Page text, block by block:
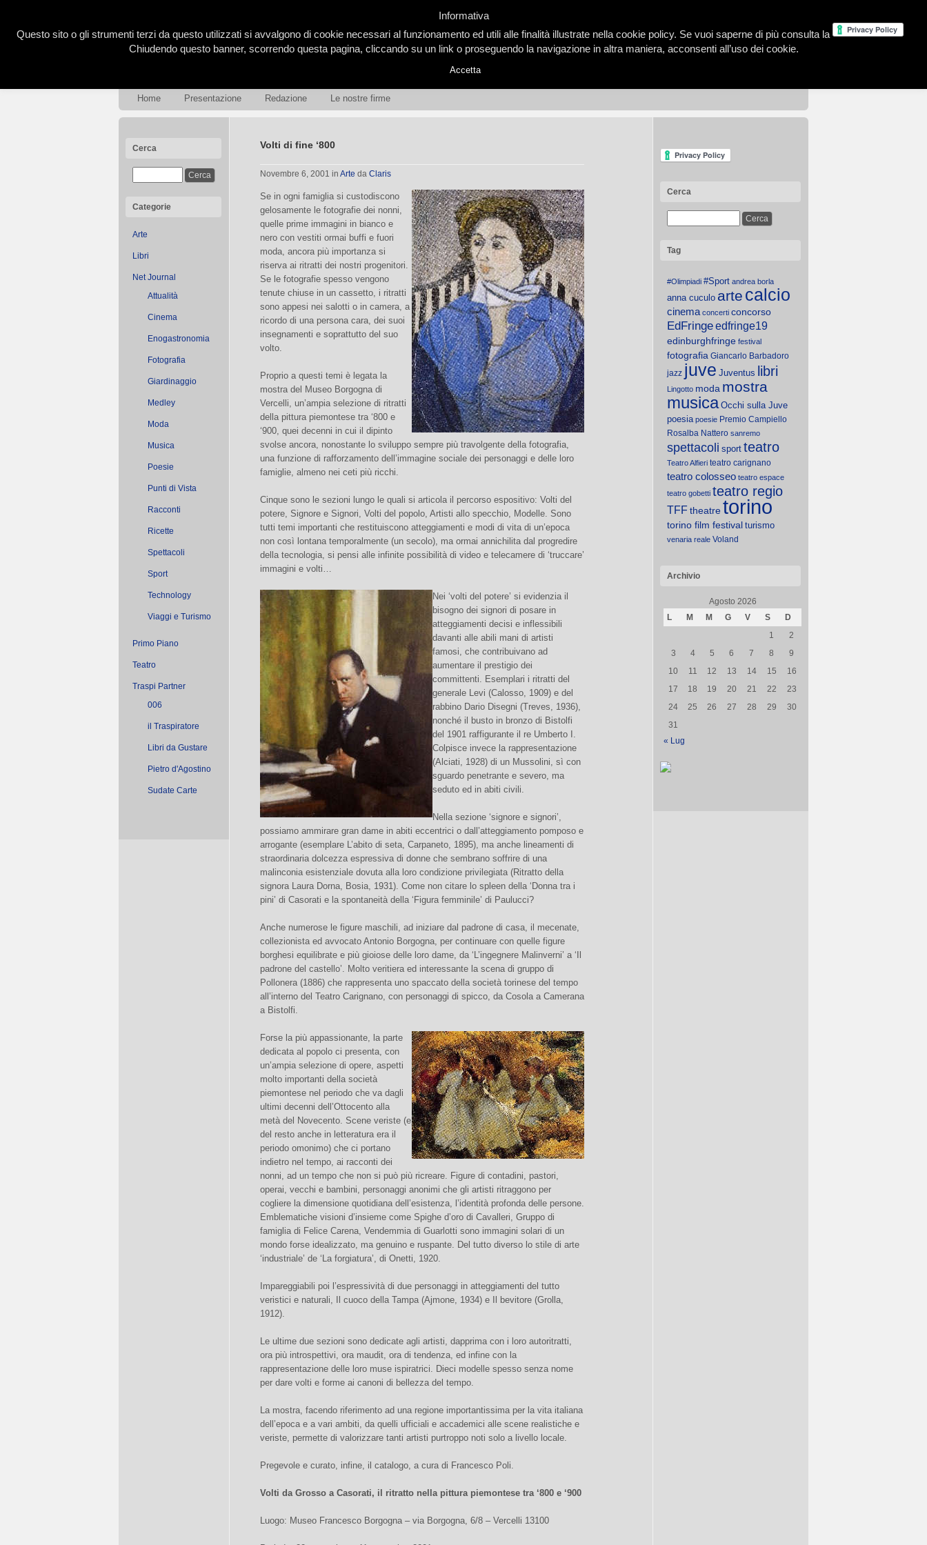
Home Presentazione Redazione Le nostre firme
Cerca
Categorie
Arte
Libri
Net Journal
Attualità
Cinema
Enogastronomia
Fotografia
Giardinaggio
Medley
Moda
Musica
Poesie
Punti di Vista
Racconti
Ricette
Spettacoli
Sport
Technology
Viaggi e Turismo
Primo Piano
Teatro
Traspi Partner
006
il Traspiratore
Libri da Gustare
Pietro d'Agostino
Sudate Carte
Volti di fine ‘800
Novembre 6, 2001 in Arte da Claris
Se in ogni famiglia si custodiscono
gelosamente le fotografie dei nonni,
quelle prime immagini in bianco e
nero con vestiti ormai buffi e fuori
moda, ancora più importanza si
riserva ai ritratti dei nostri progenitori.
Se le fotografie spesso vengono
tenute chiuse in un cassetto, i ritratti
sono appesi nei salotti o in camera, a
ricordo di una persona cara, dei suoi
insegnamenti e soprattutto del suo
volto.
Proprio a questi temi è legata la
mostra del Museo Borgogna di
Vercelli, un’ampia selezione di ritratti
della pittura piemontese tra ‘800 e
‘900, quei decenni in cui il dipinto
svolse ancora, nonostante lo sviluppo sempre più travolgente della fotografia,
una funzione di rafforzamento dell’immagine sociale dei personaggi e delle loro
famiglie, almeno nei ceti più ricchi.
Cinque sono le sezioni lungo le quali si articola il percorso espositivo: Volti del
potere, Signore e Signori, Volti del popolo, Artisti allo specchio, Modelle. Sono
tutti temi importanti che restituiscono atteggiamenti e modi di vita di un’epoca
non così lontana temporalmente (un secolo), ma ormai annichilita dal progredire
della tecnologia, si pensi alle infinite possibilità di video e telecamere di ‘truccare’
immagini e volti…
Nei ‘volti del potere’ si evidenzia il
bisogno dei signori di posare in
atteggiamenti decisi e inflessibili
davanti alle abili mani di artisti
famosi, che contribuivano ad
aumentare il prestigio dei
committenti. Esemplari i ritratti del
generale Levi (Calosso, 1909) e del
rabbino Dario Disegni (Treves, 1936),
nonché il busto in bronzo di Bistolfi
del 1901 raffigurante il re Umberto I.
Colpisce invece la rappresentazione
(Alciati, 1928) di un Mussolini, sì con
sguardo penetrante e severo, ma
seduto ed in abiti civili.
Nella sezione ‘signore e signori’,
possiamo ammirare gran dame in abiti eccentrici o dall’atteggiamento pomposo e
arrogante (esemplare L’abito di seta, Carpaneto, 1895), ma anche lineamenti di
straordinaria dolcezza espressiva di donne che sembrano soffrire di una
malinconia esistenziale dovuta alla loro condizione privilegiata (Ritratto della
signora Laura Dorna, Bosia, 1931). Come non citare lo spleen della ‘Donna tra i
pini’ di Casorati e la spontaneità della ‘Figura femminile’ di Paulucci?
Anche numerose le figure maschili, ad iniziare dal padrone di casa, il mecenate,
collezionista ed avvocato Antonio Borgogna, per continuare con quelle figure
borghesi equilibrate e più gioiose delle loro dame, da ‘L’ingegnere Malinverni’ a ‘Il
padrone del castello’. Molto veritiera ed interessante la scena di gruppo di
Pollonera (1886) che rappresenta uno spaccato della società torinese del tempo
all’interno del Teatro Carignano, con personaggi di spicco, da Cosola a Camerana
a Bistolfi.
Forse la più appassionante, la parte
dedicata al popolo ci presenta, con
un’ampia selezione di opere, aspetti
molto importanti della società
piemontese nel periodo che va dagli
ultimi decenni dell’Ottocento alla
metà del Novecento. Scene veriste (e
del resto anche in letteratura era il
periodo omonimo) che ci portano
indietro nel tempo, ai racconti dei
nonni, ad un tempo che non si può più ricreare. Figure di contadini, pastori,
operai, vecchi e bambini, personaggi anonimi che gli artisti ritraggono per
cogliere la dimensione quotidiana dell’esistenza, l’identità profonda delle persone.
Emblematiche visioni d’insieme come Spighe d’oro di Cavalleri, Gruppo di
famiglia di Felice Carena, Vendemmia di Guarlotti sono immagini solari di un
mondo forse idealizzato, ma genuino e ruspante. Del tutto diverso lo stile di arte
‘industriale’ de ‘La forgiatura’, di Onetti, 1920.
Impareggiabili poi l’espressività di due personaggi in atteggiamenti del tutto
veristici e naturali, Il cuoco della Tampa (Ajmone, 1934) e Il bevitore (Grolla,
1912).
Le ultime due sezioni sono dedicate agli artisti, dapprima con i loro autoritratti,
ora più introspettivi, ora maudit, ora di tendenza, ed infine con la
rappresentazione delle loro muse ispiratrici. Dieci modelle spesso senza nome
per dare volti e forme ai canoni di bellezza del tempo.
La mostra, facendo riferimento ad una regione importantissima per la vita italiana
dell’epoca e a vari ambiti, da quelli ufficiali e accademici alle scene realistiche e
veriste, permette di valorizzare tanti artisti purtroppo noti solo a livello locale.
Pregevole e curato, infine, il catalogo, a cura di Francesco Poli.
Volti da Grosso a Casorati, il ritratto nella pittura piemontese tra ‘800 e ‘900
Luogo: Museo Francesco Borgogna – via Borgogna, 6/8 – Vercelli 13100
Cerca
Tag
#Olimpiadi #Sport andrea borla
anna cuculo arte calcio
cinema concerti concorso
EdFringeedfringe19
edinburghfringe festival
fotografia Giancarlo Barbadoro
jazz juve Juventus libri
Lingotto moda mostra
musica Occhi sulla Juve
poesia poesie Premio Campiello
Rosalba Nattero sanremo
spettacoli sport teatro
Teatro Alfieri teatro carignano
teatro colosseo teatro espace
teatro gobetti teatro regio
TFFtheatretorino
torino film festival turismo
venaria reale Voland
Archivio
Agosto 2026
L
M M G V S
D
1
2
3
4 5 6 7 8
9
10
11 12 13 14 15
16
17
18 19 20 21 22
23
24
25 26 27 28 29
30
31
« Lug
Informativa
Questo sito o gli strumenti terzi da questo utilizzati si avvalgono di cookie necessari al funzionamento ed utili alle finalità illustrate nella cookie policy. Se vuoi saperne di più consulta la
Chiudendo questo banner, scorrendo questa pagina, cliccando su un link o proseguendo la navigazione in altra maniera, acconsenti all’uso dei cookie.
Accetta